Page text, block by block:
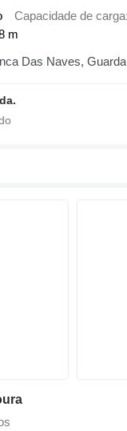
Capacidade de carga
m
Das Naves, Guarda